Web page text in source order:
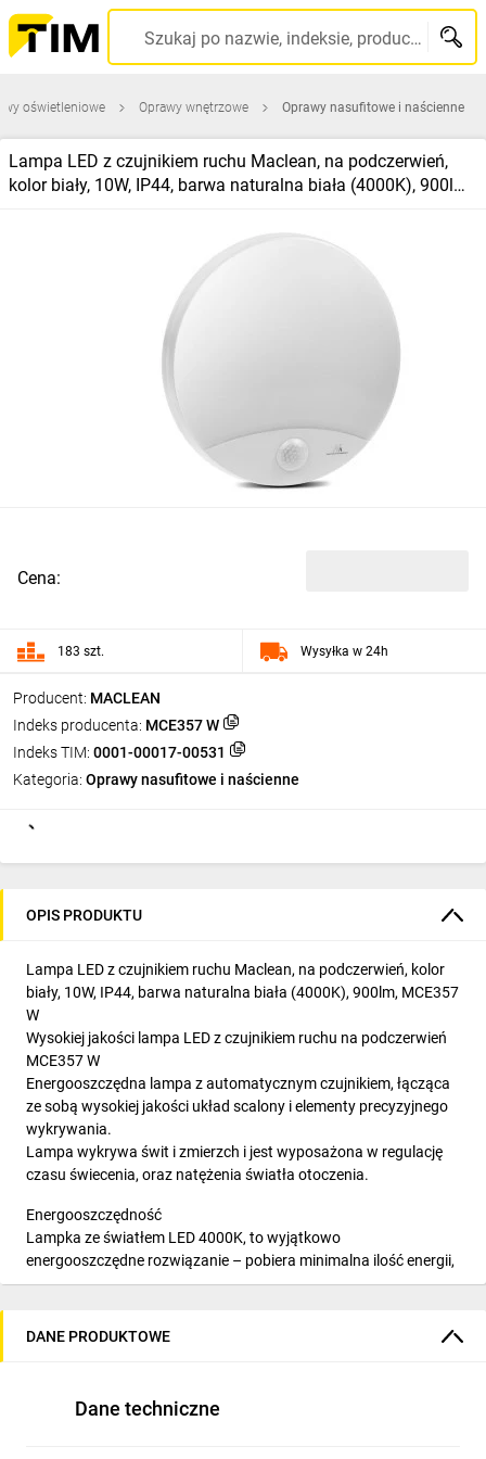
Szukaj po nazwie, indeksie, producencie, kodzie kreskowym...
oświetleniowe Oprawy wnętrzowe Oprawy nasufitowe i naścienne
Lampa LED z czujnikiem ruchu Maclean, na podczerwień,
kolor biały, 10W, IP44, barwa naturalna biała (4000K), 900lm,
Producent: MACLEAN
Indeks producenta: MCE357 W
Indeks TIM: 0001-00017-00531
Kategoria: Oprawy nasufitowe i naścienne
Cena:
183 szt. Wysyłka w 24h
OPIS PRODUKTU
Lampa LED z czujnikiem ruchu Maclean, na podczerwień, kolor
biały, 10W, IP44, barwa naturalna biała (4000K), 900lm, MCE357
W
Wysokiej jakości lampa LED z czujnikiem ruchu na podczerwień
MCE357 W
Energooszczędna lampa z automatycznym czujnikiem, łącząca
ze sobą wysokiej jakości układ scalony i elementy precyzyjnego
wykrywania.
Lampa wykrywa świt i zmierzch i jest wyposażona w regulację
czasu świecenia, oraz natężenia światła otoczenia.
Energooszczędność
Lampka ze światłem LED 4000K, to wyjątkowo
energooszczędne rozwiązanie – pobiera minimalna ilość energii,
a zastosowane diody LED zapewniają kilkuletnią pracę bez
Specyfikacja
- Natężenie światła: <3-2000 LUX (regulacja)
DANE PRODUKTOWE
Dane techniczne